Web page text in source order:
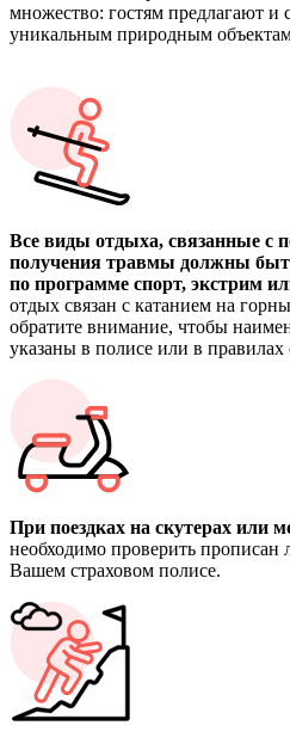
множество: гостям предлагают и
уникальным природным
Все виды отдыха, связанные
получения травмы должны
по программе спорт, экстрим
отдых связан с катанием на
обратите внимание, чтобы
указаны в полисе или в правилах
При поездках на скутерах или
необходимо проверить
Вашем страховом полисе.